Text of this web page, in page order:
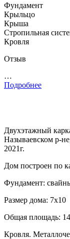
Фундамент
Крыльцо
Крыша
Стропильная
Кровля
Отзыв
…
Подробнее
Двухэтажный
Называевском р-
2021г.
Дом построен по
Фундамент:
Размер дома: 7х10
Общая площадь:
Кровля.